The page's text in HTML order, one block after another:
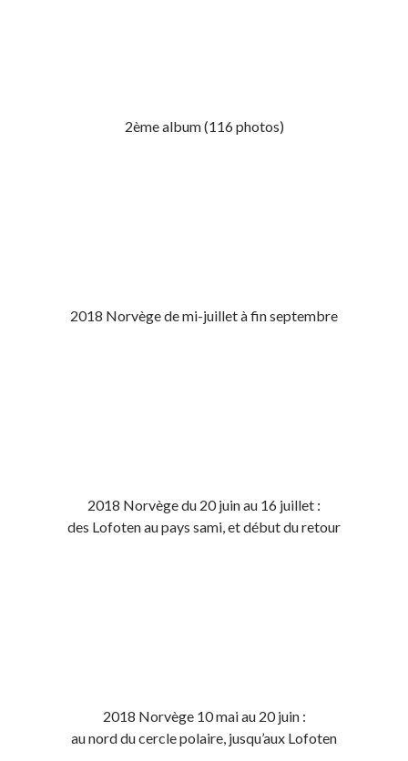
2ème album (116 photos)
2018 Norvège de mi-juillet à fin septembre
2018 Norvège du 20 juin au 16 juillet :
des Lofoten au pays sami, et début du retour
2018 Norvège 10 mai au 20 juin :
au nord du cercle polaire, jusqu’aux Lofoten